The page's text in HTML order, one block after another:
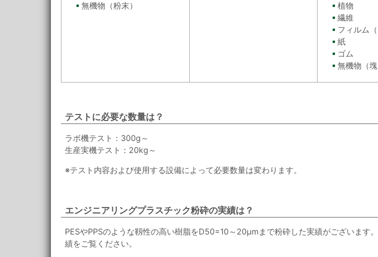
無機物（粉末）
植物
繊維
フィルム
紙
ゴム
無機物（塊
テストに必要な数量は？
ラボ機テスト：300g～
生産実機テスト：20kg～
※テスト内容および使用する設備によって必要数量は変わります。
エンジニアリングプラスチック粉砕の実績は？
PESやPPSのような靱性の高い樹脂をD50=10～20μmまで粉砕した実績がございます
績をご覧ください。